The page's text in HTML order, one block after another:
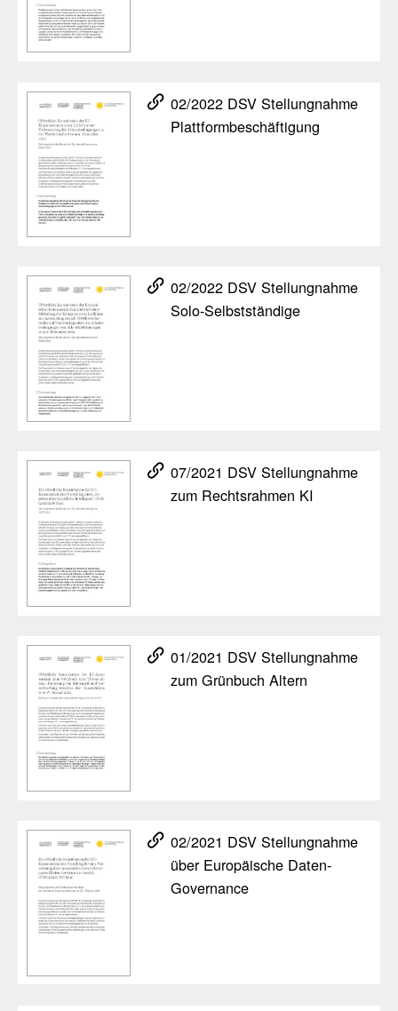
02/​2022 DSV Stel­lung­nahme
Platt­form­be­schäf­ti­gung
02/​2022 DSV Stel­lung­nahme
Solo-Selbst­stän­dige
07/​2021 DSV Stel­lung­nahme
zum Rechts­rahmen KI
01/​2021 DSV Stel­lung­nahme
zum Grün­buch Altern
02/​2021 DSV Stel­lung­nahme
über Euro­päi­sche Daten-
Gover­nance